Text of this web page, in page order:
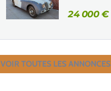
24 000€
VOIR TOUTES LES ANNONCES